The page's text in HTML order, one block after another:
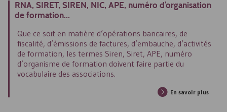
RNA, SIRET, SIREN, NIC, APE, numéro d’organisation
de formation...
Que ce soit en matière d’opérations bancaires, de
fiscalité, d’émissions de factures, d’embauche, d’activités
de formation, les termes Siren, Siret, APE, numéro
d’organisme de formation doivent faire partie du
vocabulaire des associations.
En savoir plus